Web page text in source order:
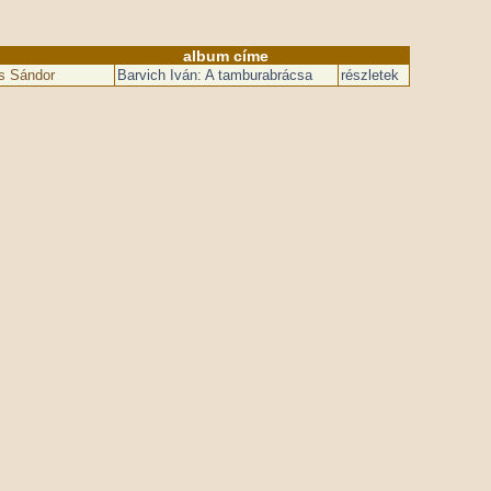
album címe
Sándor Barvich Iván: A tamburabrácsa részletek